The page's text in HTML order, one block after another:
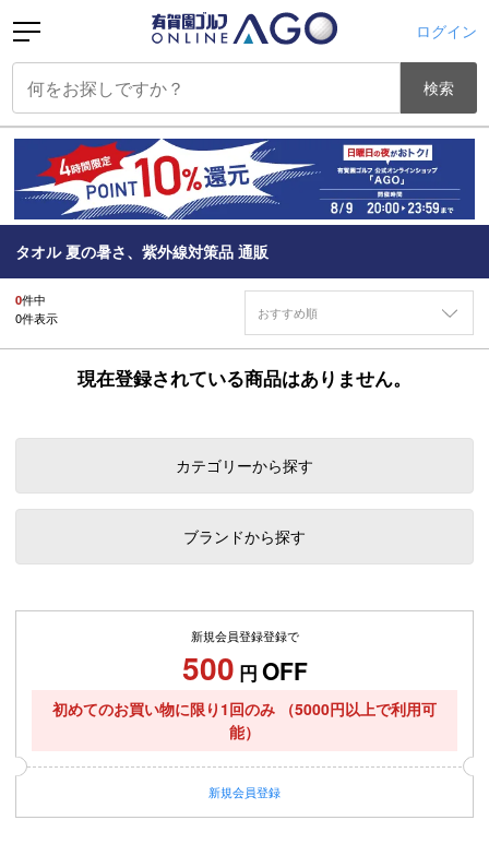
ログイン
検索
タオル 夏の暑さ、紫外線対策品 通販
0件中
0件表示 おすすめ順
現在登録されている商品はありません。
カテゴリーから探す
ブランドから探す
新規会員登録登録で
500 円 OFF
初めてのお買い物に限り1回のみ
（5000円以上で利用可
能）
新規会員登録